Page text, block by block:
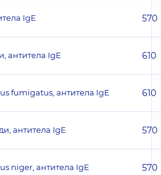
IgE 570
антитела IgE 610
fumigatus, антитела IgE 610
антитела IgE 570
niger, антитела IgE 570